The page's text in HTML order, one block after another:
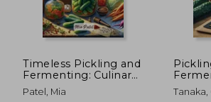
Timeless Pickling and
Fermenting: Culinary
skills for the
survivalist (en Inglés)
Patel, Mia Tanaka,